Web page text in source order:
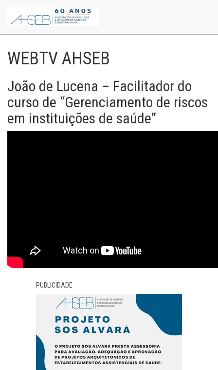
WEBTV AHSEB
João de Lucena – Facilitador do
curso de “Gerenciamento de riscos
em instituições de saúde”
PUBLICIDADE